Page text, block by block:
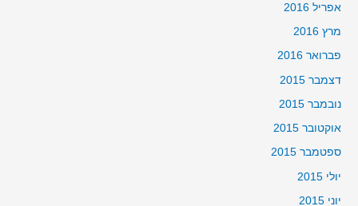
אפריל 2016
מרץ 2016
פברואר 2016
דצמבר 2015
נובמבר 2015
אוקטובר 2015
ספטמבר 2015
יולי 2015
יוני 2015